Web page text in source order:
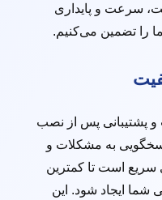
سرعت و پایداری
را تضمین می‌کنیم.
پشتیبانی پس از نصب
به مشکلات و
سریع است تا کمترین
شما ایجاد شود. این